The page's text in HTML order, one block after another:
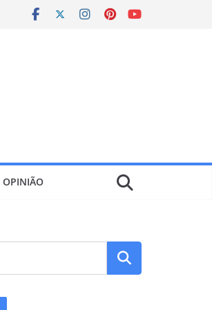
OPINIÃO